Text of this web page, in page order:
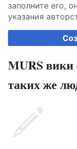
заполните его,
указания
MURS
таких же